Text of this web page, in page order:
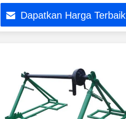
Dapatkan Harga Terbaik